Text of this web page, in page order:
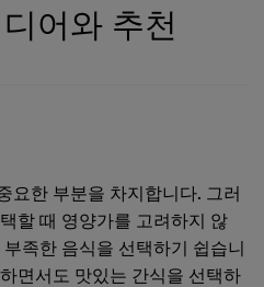
어와 추천
요한 부분을 차지합니다. 그러
할 때 영양가를 고려하지 않
족한 음식을 선택하기 쉽습니
면서도 맛있는 간식을 선택하